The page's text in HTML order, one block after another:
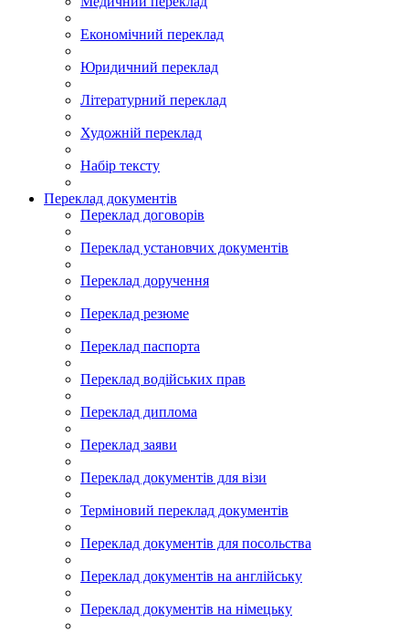
Економічний переклад
Юридичний переклад
Літературний переклад
Художній переклад
Набір тексту
Переклад документів
Переклад договорів
Переклад установчих документів
Переклад доручення
Переклад резюме
Переклад паспорта
Переклад водійських прав
Переклад диплома
Переклад заяви
Переклад документів для візи
Терміновий переклад документів
Переклад документів для посольства
Переклад документів на англійську
Переклад документів на німецьку